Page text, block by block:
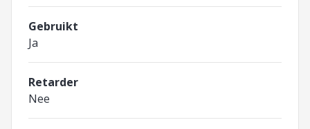
Gebruikt
Ja
Retarder
Nee